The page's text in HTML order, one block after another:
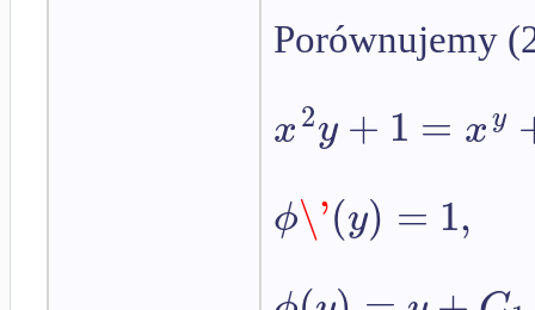
Porównujemy
x2y+ 1 = xy
ϕ\'(y) = 1,